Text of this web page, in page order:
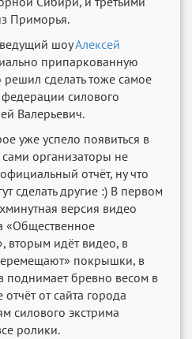
Приморья.
шоуАлексей
припаркованную
сделать тоже самое
силового
Валерьевич.
уже успело появиться в
сами организаторы не
отчёт, ну что
сделать другие :) В первом
версия видео
«Общественное
вторым идёт видео, в
покрышки, в
поднимает бревно весом в
от сайта города
силового экстрима
ролики.